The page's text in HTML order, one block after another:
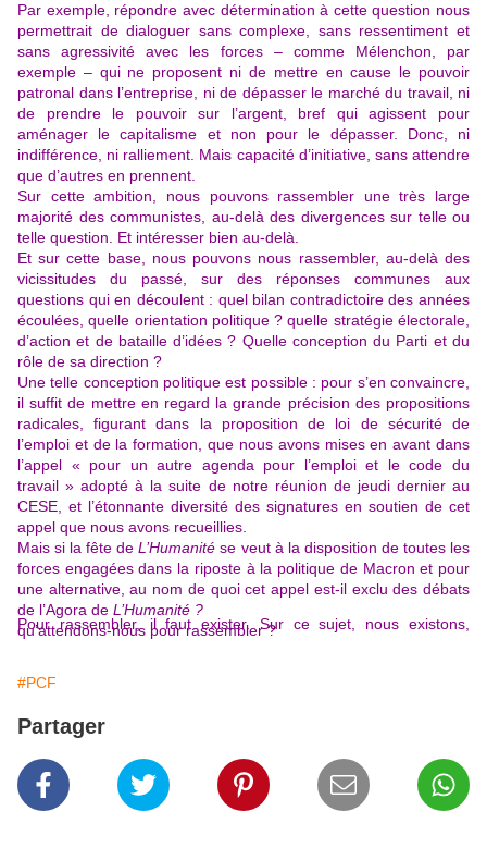
Par exemple, répondre avec détermination à cette question nous
permettrait de dialoguer sans complexe, sans ressentiment et
sans agressivité avec les forces – comme Mélenchon, par
exemple – qui ne proposent ni de mettre en cause le pouvoir
patronal dans l’entreprise, ni de dépasser le marché du travail, ni
de prendre le pouvoir sur l’argent, bref qui agissent pour
aménager le capitalisme et non pour le dépasser. Donc, ni
indifférence, ni ralliement. Mais capacité d’initiative, sans attendre
que d’autres en prennent.
Sur cette ambition, nous pouvons rassembler une très large
majorité des communistes, au-delà des divergences sur telle ou
telle question. Et intéresser bien au-delà.
Et sur cette base, nous pouvons nous rassembler, au-delà des
vicissitudes du passé, sur des réponses communes aux
questions qui en découlent : quel bilan contradictoire des années
écoulées, quelle orientation politique ? quelle stratégie électorale,
d’action et de bataille d’idées ? Quelle conception du Parti et du
rôle de sa direction ?
Une telle conception politique est possible : pour s’en convaincre,
il suffit de mettre en regard la grande précision des propositions
radicales, figurant dans la proposition de loi de sécurité de
l’emploi et de la formation, que nous avons mises en avant dans
l’appel « pour un autre agenda pour l’emploi et le code du
travail » adopté à la suite de notre réunion de jeudi dernier au
CESE, et l’étonnante diversité des signatures en soutien de cet
appel que nous avons recueillies.
Mais si la fête deL’Humanité se veut à la disposition de toutes les
forces engagées dans la riposte à la politique de Macron et pour
une alternative, au nom de quoi cet appel est-il exclu des débats
de l’Agora de L’Humanité ?
Pour rassembler, il faut exister. Sur ce sujet, nous existons,
qu’attendons-nous pour rassembler ?
#PCF
Partager